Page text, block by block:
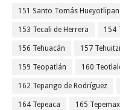
151 Santo Tomás Hueyotlipan
153 Tecali de Herrera 154
156 Tehuacán 157
159 Teopatlán 160
162 Tepango de Rodríguez
164 Tepeaca 165